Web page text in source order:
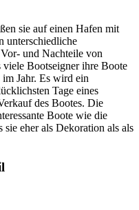
sie auf einen Hafen mit
unterschiedliche
und Nachteile von
viele Bootseigner ihre Boote
Jahr. Es wird ein
Tage eines
des Bootes. Die
Boote wie die
eher als Dekoration als als